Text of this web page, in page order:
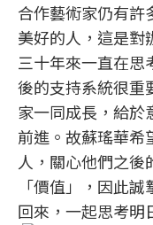
合作藝術家仍有許
美好的人，這是對
三十年來一直在思
後的支持系統很重
家一同成長，給於
前進。故蘇瑤華希
人，關心他們之
「價值」，因此
回來，一起思考明